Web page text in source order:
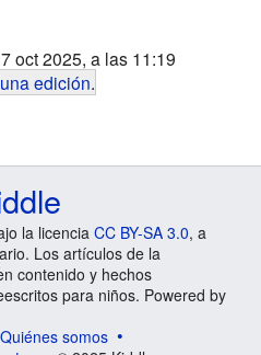
oct 2025, a las 11:19
edición.
la licencia CC BY-SA 3.0, a
Los artículos de la
contenido y hechos
para niños. Powered by
Quiénes somos